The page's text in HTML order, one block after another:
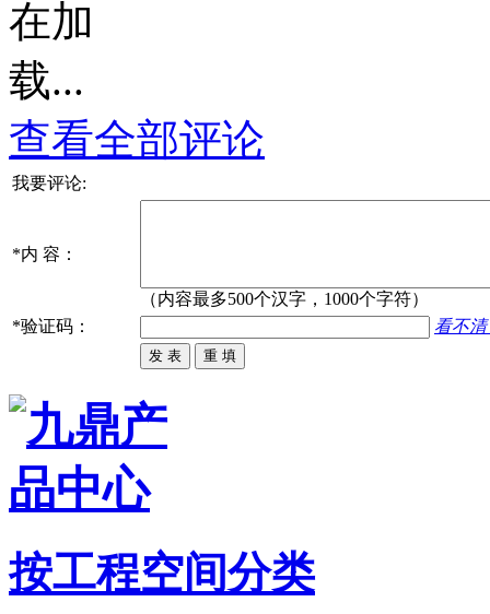
查看全部评论
我要评论:
*内 容：
（内容最多500个汉字，1000个字符）
*验证码： 看不
按工程空间分类